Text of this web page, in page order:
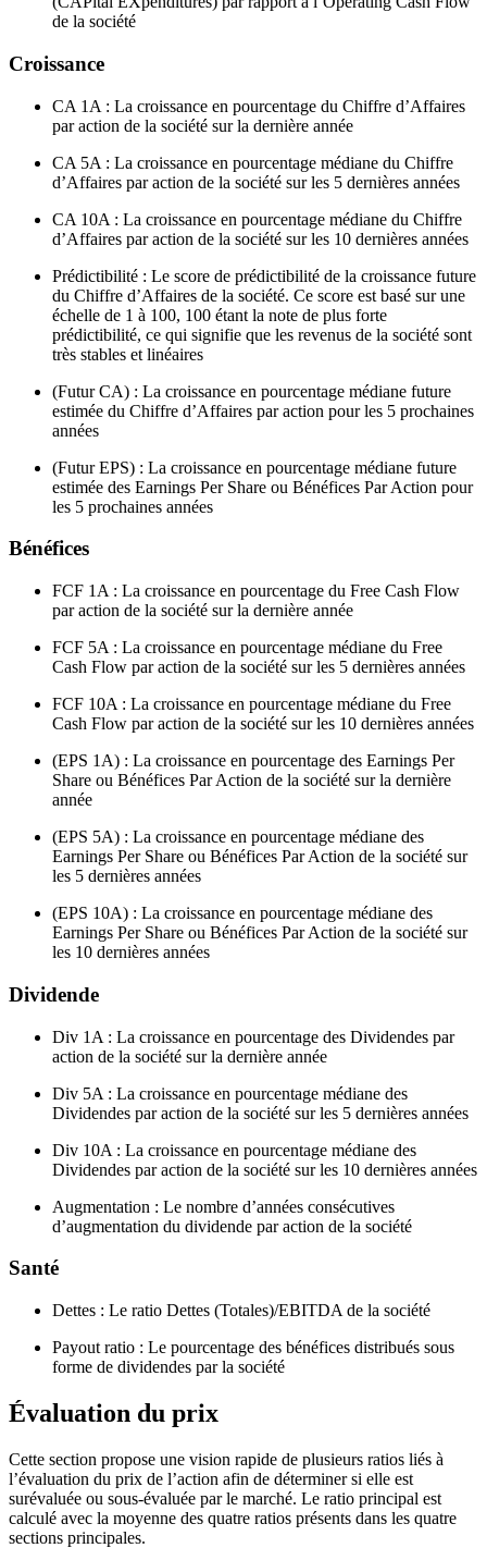
de la société
Croissance
CA 1A : La croissance en pourcentage du Chiffre d’Affaires
par action de la société sur la dernière année
CA 5A : La croissance en pourcentage médiane du Chiffre
d’Affaires par action de la société sur les 5 dernières années
CA 10A : La croissance en pourcentage médiane du Chiffre
d’Affaires par action de la société sur les 10 dernières années
Prédictibilité : Le score de prédictibilité de la croissance future
du Chiffre d’Affaires de la société. Ce score est basé sur une
échelle de 1 à 100, 100 étant la note de plus forte
prédictibilité, ce qui signifie que les revenus de la société sont
très stables et linéaires
(Futur CA) : La croissance en pourcentage médiane future
estimée du Chiffre d’Affaires par action pour les 5 prochaines
années
(Futur EPS) : La croissance en pourcentage médiane future
estimée des Earnings Per Share ou Bénéfices Par Action pour
les 5 prochaines années
Bénéfices
FCF 1A : La croissance en pourcentage du Free Cash Flow
par action de la société sur la dernière année
FCF 5A : La croissance en pourcentage médiane du Free
Cash Flow par action de la société sur les 5 dernières années
FCF 10A : La croissance en pourcentage médiane du Free
Cash Flow par action de la société sur les 10 dernières années
(EPS 1A) : La croissance en pourcentage des Earnings Per
Share ou Bénéfices Par Action de la société sur la dernière
année
(EPS 5A) : La croissance en pourcentage médiane des
Earnings Per Share ou Bénéfices Par Action de la société sur
les 5 dernières années
(EPS 10A) : La croissance en pourcentage médiane des
Earnings Per Share ou Bénéfices Par Action de la société sur
les 10 dernières années
Dividende
Div 1A : La croissance en pourcentage des Dividendes par
action de la société sur la dernière année
Div 5A : La croissance en pourcentage médiane des
Dividendes par action de la société sur les 5 dernières années
Div 10A : La croissance en pourcentage médiane des
Dividendes par action de la société sur les 10 dernières années
Augmentation : Le nombre d’années consécutives
d’augmentation du dividende par action de la société
Santé
Dettes : Le ratio Dettes (Totales)/EBITDA de la société
Payout ratio : Le pourcentage des bénéfices distribués sous
forme de dividendes par la société
Évaluation du prix
Cette section propose une vision rapide de plusieurs ratios liés à
l’évaluation du prix de l’action afin de déterminer si elle est
surévaluée ou sous-évaluée par le marché. Le ratio principal est
calculé avec la moyenne des quatre ratios présents dans les quatre
sections principales.